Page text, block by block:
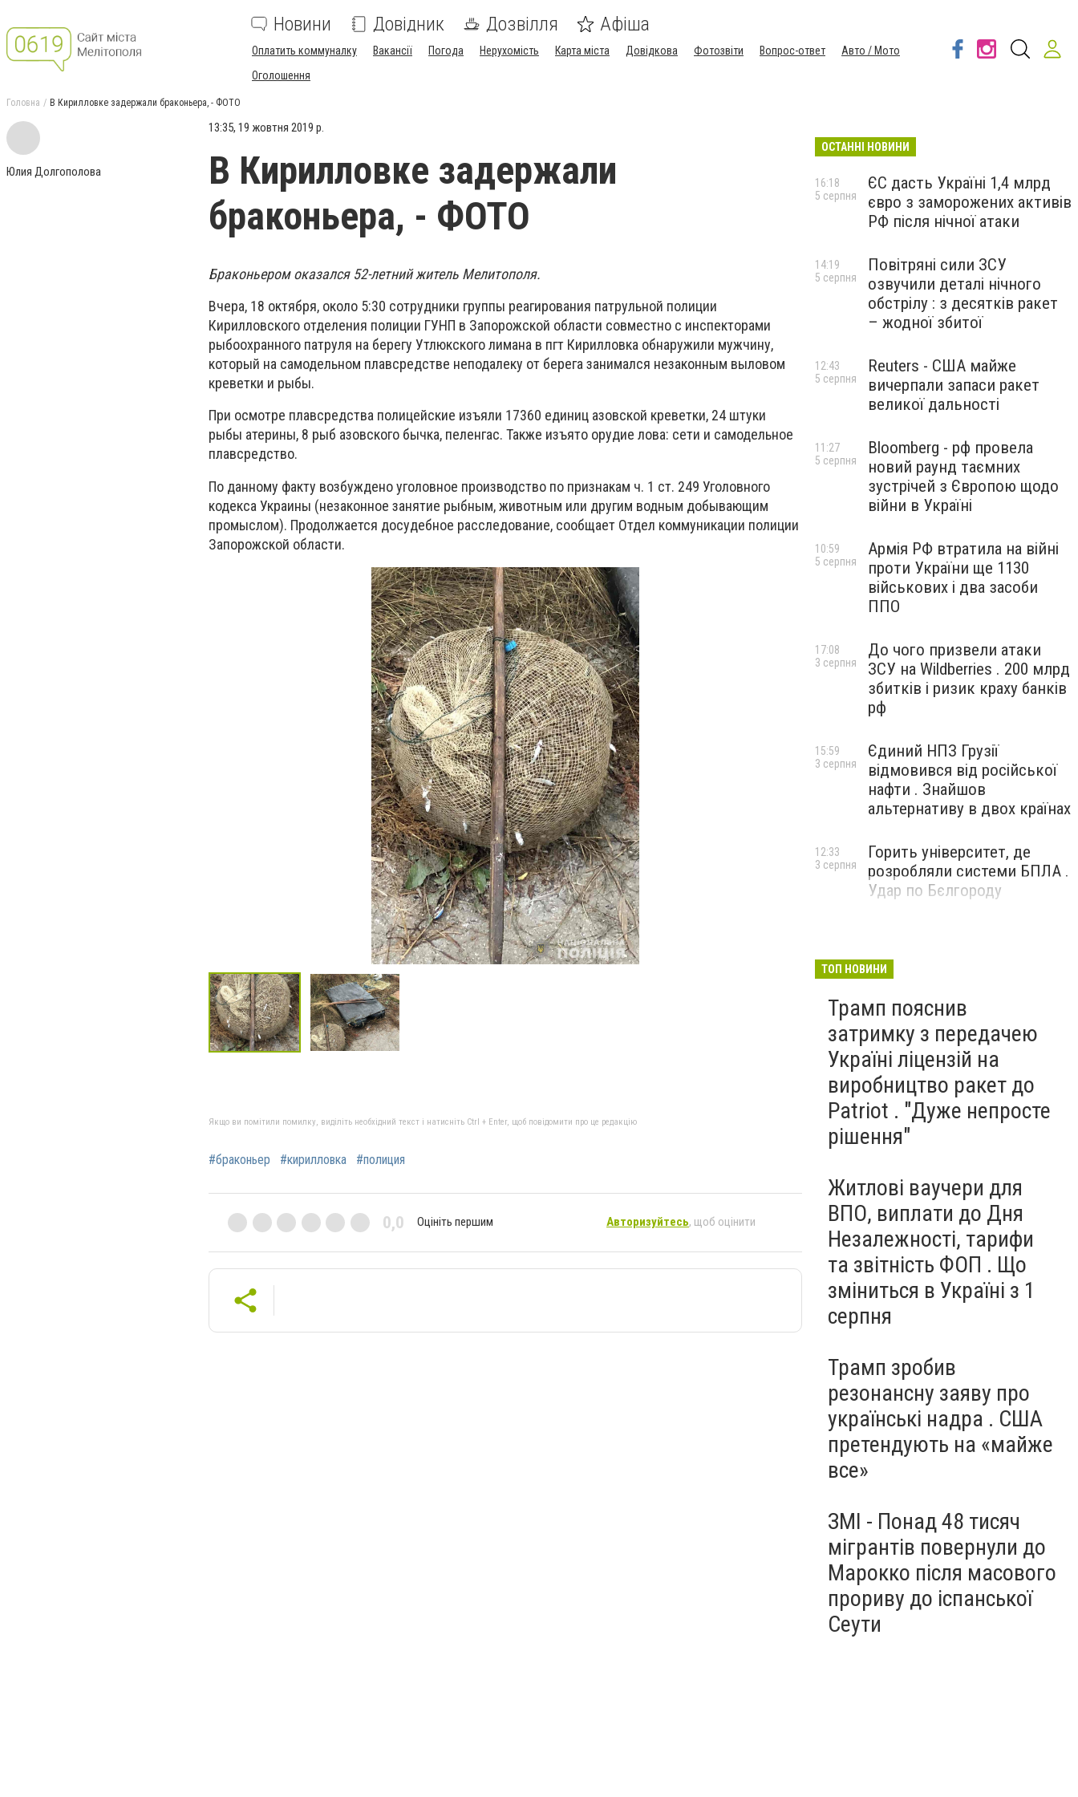
Новини Довідник Дозвілля Афіша
Оплатить коммуналку Вакансії Погода Нерухомість Карта міста Довідкова Фотозвіти Вопрос-ответ
Авто / Мото
Оголошення
Головна В Кирилловке задержали браконьера, - ФОТО
Юлия Долгополова
13:35, 19 жовтня 2019 р.
В Кирилловке задержали
браконьера, - ФОТО
Браконьером оказался 52-летний житель Мелитополя.
Вчера, 18 октября, около 5:30 сотрудники группы реагирования патрульной полиции
Кирилловского отделения полиции ГУНП в Запорожской области совместно с инспекторами
рыбоохранного патруля на берегу Утлюкского лимана в пгт Кирилловка обнаружили мужчину,
который на самодельном плавсредстве неподалеку от берега занимался незаконным выловом
креветки и рыбы.
При осмотре плавсредства полицейские изъяли 17360 единиц азовской креветки, 24 штуки
рыбы атерины, 8 рыб азовского бычка, пеленгас. Также изъято орудие лова: сети и самодельное
плавсредство.
По данному факту возбуждено уголовное производство по признакам ч. 1 ст. 249 Уголовного
кодекса Украины (незаконное занятие рыбным, животным или другим водным добывающим
промыслом). Продолжается досудебное расследование, сообщает Отдел коммуникации полиции
Запорожской области.
Якщо ви помітили помилку, виділіть необхідний текст і натисніть Ctrl + Enter, щоб повідомити про це редакцію
#браконьер #кирилловка #полиция
0,0 Оцініть першим Авторизуйтесь, щоб оцінити
ОСТАННІ НОВИНИ
ЄС дасть Україні 1,4 млрд
євро з заморожених активів
РФ після нічної атаки
16:18
5 серпня
Повітряні сили ЗСУ
озвучили деталі нічного
обстрілу : з десятків ракет
– жодної збитої
14:19
5 серпня
Reuters - США майже
вичерпали запаси ракет
великої дальності
12:43
5 серпня
Bloomberg - рф провела
новий раунд таємних
зустрічей з Європою щодо
війни в Україні
11:27
5 серпня
Армія РФ втратила на війні
проти України ще 1130
військових і два засоби
ППО
10:59
5 серпня
До чого призвели атаки
ЗСУ на Wildberries . 200 млрд
збитків і ризик краху банків
рф
17:08
3 серпня
Єдиний НПЗ Грузії
відмовився від російської
нафти . Знайшов
альтернативу в двох країнах
15:59
3 серпня
Горить університет, де
розробляли системи БПЛА .
Удар по Бєлгороду
12:33
3 серпня
ТОП НОВИНИ
Трамп пояснив
затримку з передачею
Україні ліцензій на
виробництво ракет до
Patriot . "Дуже непросте
рішення"
Житлові ваучери для
ВПО, виплати до Дня
Незалежності, тарифи
та звітність ФОП . Що
зміниться в Україні з 1
серпня
Трамп зробив
резонансну заяву про
українські надра . США
претендують на «майже
все»
ЗМІ - Понад 48 тисяч
мігрантів повернули до
Марокко після масового
прориву до іспанської
Сеути